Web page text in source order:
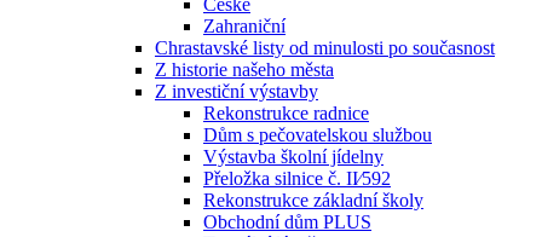
České
Zahraniční
Chrastavské listy od minulosti po současnost
Z historie našeho města
Z investiční výstavby
Rekonstrukce radnice
Dům s pečovatelskou službou
Výstavba školní jídelny
Přeložka silnice č. II⁄592
Rekonstrukce základní školy
Obchodní dům PLUS